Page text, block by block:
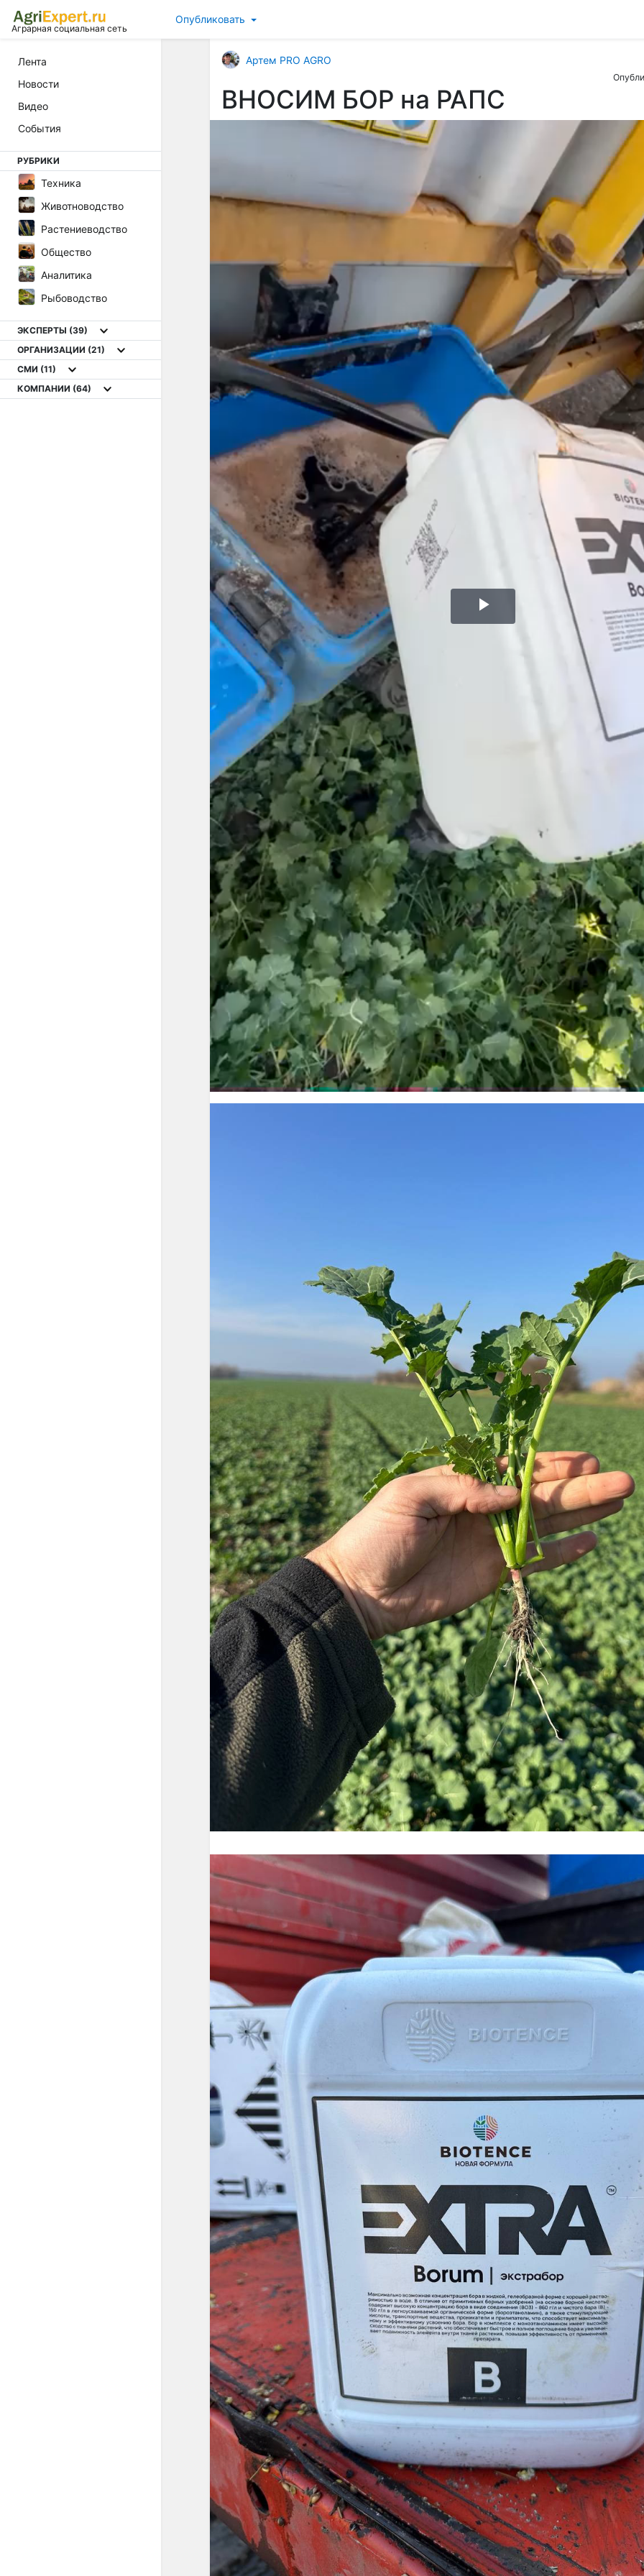
Аграрная социальная сеть
Опубликовать
Лента
Новости
Видео
События
РУБРИКИ
Техника
Животноводство
Растениеводство
Общество
Аналитика
Рыбоводство
ЭКСПЕРТЫ (39)
ОРГАНИЗАЦИИ (21)
СМИ (11)
КОМПАНИИ (64)
Артем PRO AGRO
ВНОСИМ БОР на РАПС
Воспроизвести